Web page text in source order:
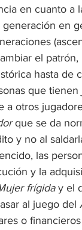
en cuanto a
en
el
hasta de
que tienen
a otros
que se da
y no al
las
y la
frígida y el
al juego del
o